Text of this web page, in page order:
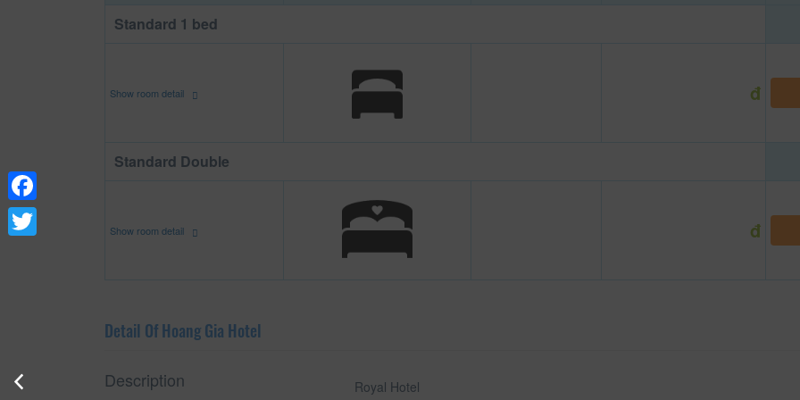
Standard 1 bed
Show room detail đ
Standard Double
Show room detail đ
Detail Of Hoang Gia Hotel
Description Royal Hotel
Facebook